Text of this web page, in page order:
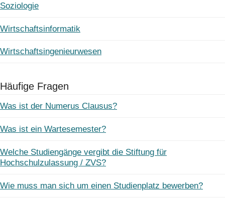
Soziologie
Wirtschaftsinformatik
Wirtschaftsingenieurwesen
Häufige Fragen
Was ist der Numerus Clausus?
Was ist ein Wartesemester?
Welche Studiengänge vergibt die Stiftung für
Hochschulzulassung / ZVS?
Wie muss man sich um einen Studienplatz bewerben?